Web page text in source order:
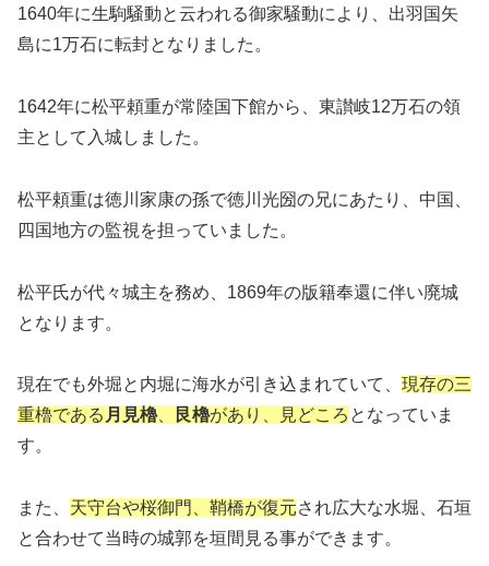
1640年に生駒騒動と云われる御家騒動により、出羽国矢
島に1万石に転封となりました。
1642年に松平頼重が常陸国下館から、東讃岐12万石の領
主として入城しました。
松平頼重は徳川家康の孫で徳川光圀の兄にあたり、中国、
四国地方の監視を担っていました。
松平氏が代々城主を務め、1869年の版籍奉還に伴い廃城
となります。
現在でも外堀と内堀に海水が引き込まれていて、 現存の三
重櫓である 月見櫓、 艮櫓があり、見どころ となっていま
す。
また、 天守台や桜御門、鞘橋が復元され広大な水堀、石垣
と合わせて当時の城郭を垣間見る事ができます。